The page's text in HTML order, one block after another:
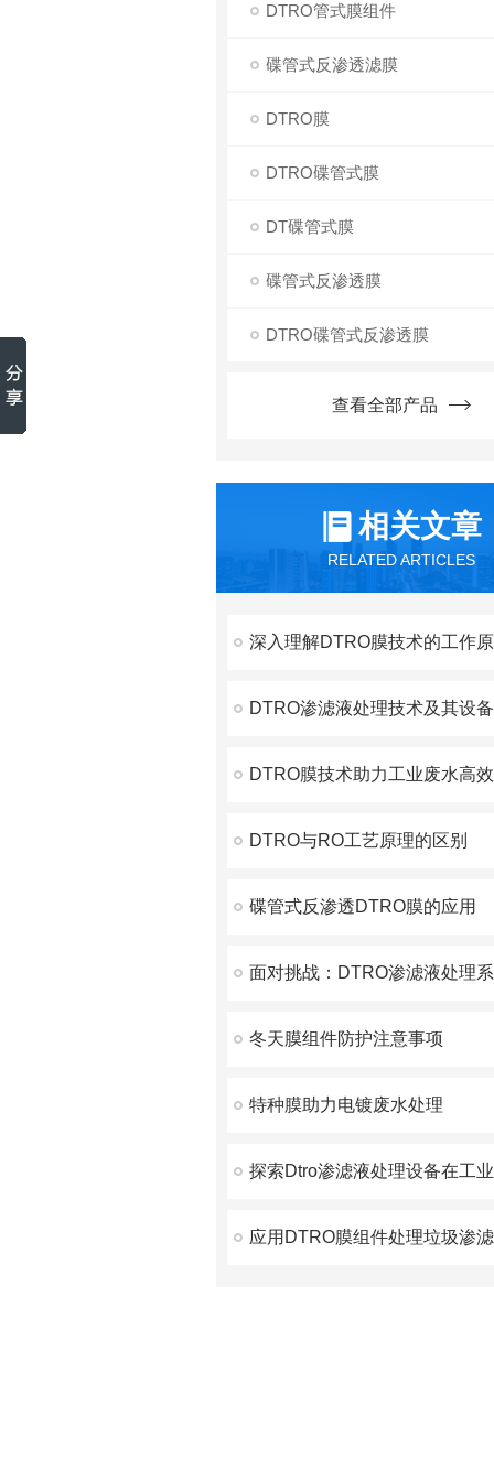
DTRO管式膜组件
碟管式反渗透滤膜
DTRO膜
DTRO碟管式膜
DT碟管式膜
碟管式反渗透膜
DTRO碟管式反渗透膜
查看全部产品
相关文章
RELATED ARTICLES
DTRO渗滤液处理技术及其设
DTRO膜技术助力工业废水高
DTRO与RO工艺原理的区别
碟管式反渗透DTRO膜的应用
冬天膜组件防护注意事项
特种膜助力电镀废水处理